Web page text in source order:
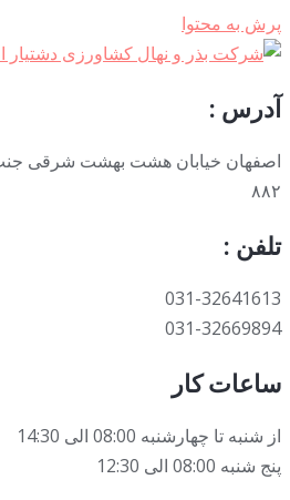
پرش به محتوا
آدرس :
اصفهان خیابان هشت بهشت شرقی جنب
۸۸۲
تلفن :
031-32641613
031-32669894
ساعات کار
از شنبه تا چهارشنبه 08:00 الی 14:30
پنج شنبه 08:00 الی 12:30